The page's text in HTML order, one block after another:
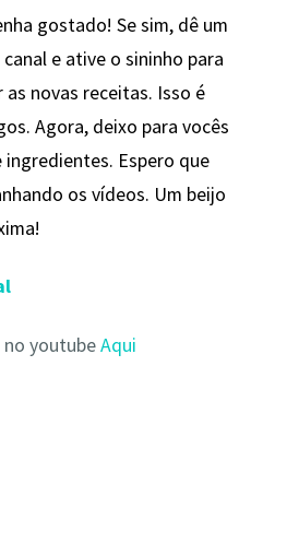
gostado! Se sim, dê um
e ative o sininho para
novas receitas. Isso é
Agora, deixo para vocês
Espero que
os vídeos. Um beijo
no youtubeAqui